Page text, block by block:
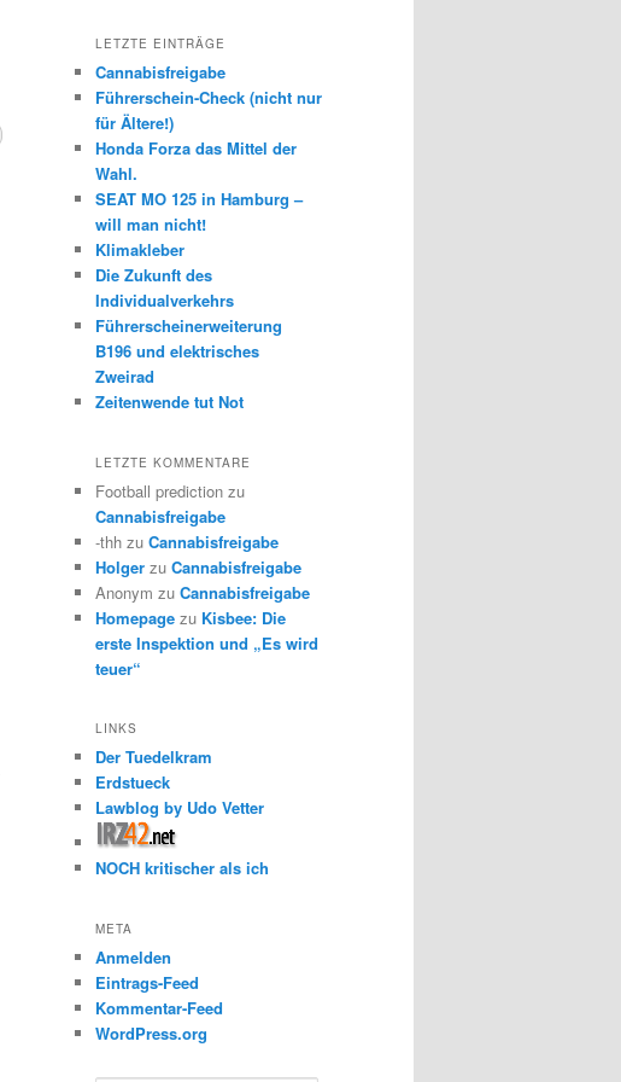
LETZTE EINTRÄGE
Cannabisfreigabe
Führerschein-Check (nicht nur
für Ältere!)
Honda Forza das Mittel der
Wahl.
SEAT MO 125 in Hamburg –
will man nicht!
Klimakleber
Die Zukunft des
Individualverkehrs
Führerscheinerweiterung
B196 und elektrisches
Zweirad
Zeitenwende tut Not
LETZTE KOMMENTARE
Football prediction zu
Cannabisfreigabe
-thh zu Cannabisfreigabe
Holger zu Cannabisfreigabe
Anonym zu Cannabisfreigabe
Homepage zu Kisbee: Die
erste Inspektion und „Es wird
teuer“
LINKS
Der Tuedelkram
Erdstueck
Lawblog by Udo Vetter
NOCH kritischer als ich
META
Anmelden
Eintrags-Feed
Kommentar-Feed
WordPress.org